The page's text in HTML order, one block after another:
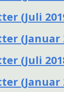
(Juli 20
(Januar
(Juli
(Januar